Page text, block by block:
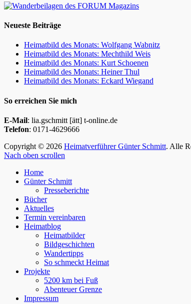
Neueste Beiträge
Heimatbild des Monats: Wolfgang Wabnitz
Heimatbild des Monats: Mechthild Weis
Heimatbild des Monats: Kurt Schoenen
Heimatbild des Monats: Heiner Thul
Heimatbild des Monats: Eckard Wiegand
So erreichen Sie mich
E-Mail: lia.gschmitt [ätt] t-online.de
Telefon: 0171-4629666
Copyright © 2026 Heimatverführer Günter Schmitt. Alle
Nach oben scrollen
Home
Günter Schmitt
Presseberichte
Bücher
Aktuelles
Termin vereinbaren
Heimatblog
Heimatbilder
Bildgeschichten
Wandertipps
So schmeckt Heimat
Projekte
5200 km bei Fuß
Abenteuer Grenze
Impressum